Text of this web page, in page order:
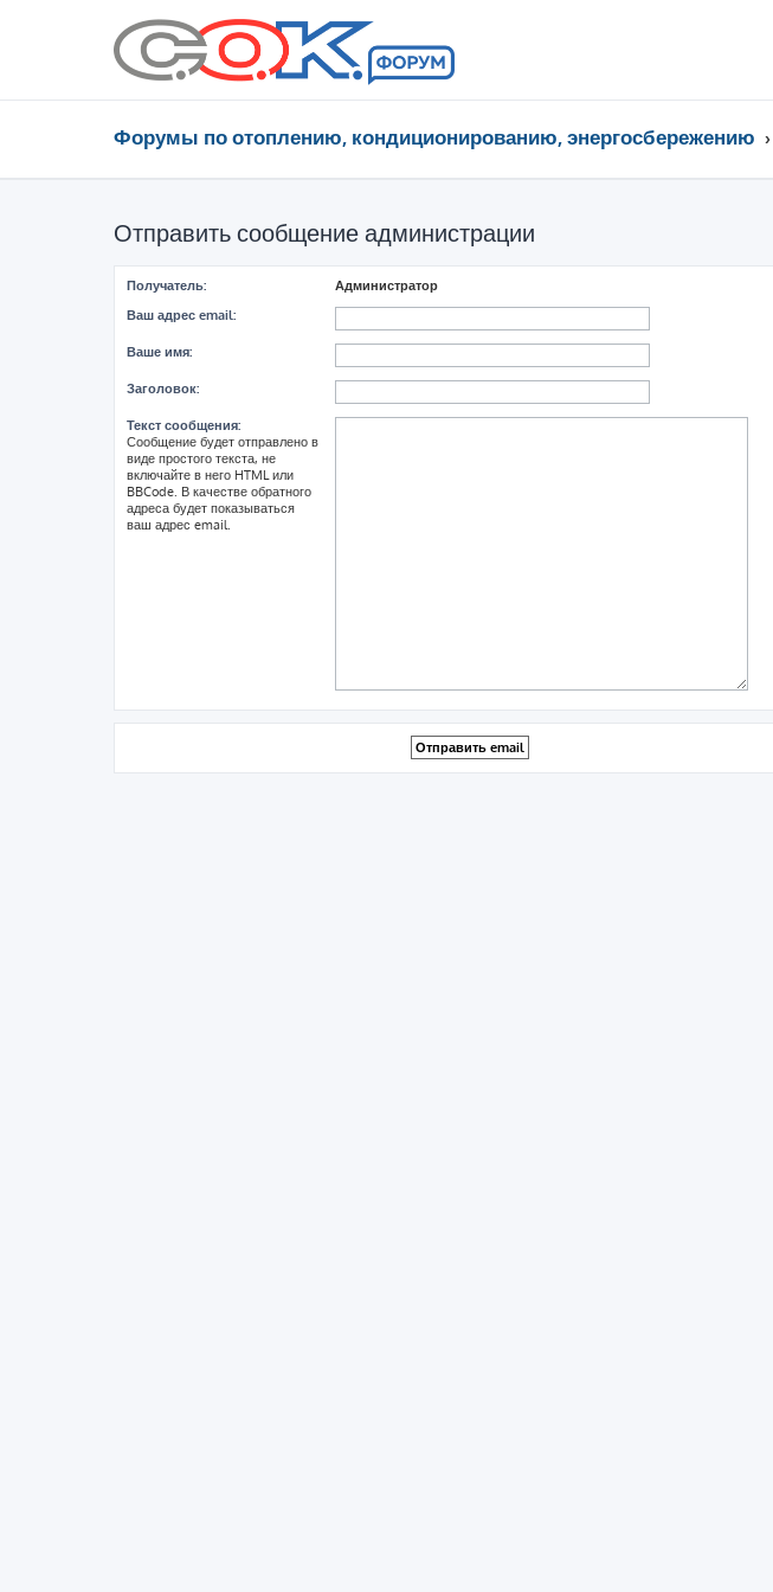
Форумы по отоплению, кондиционированию, энергосбережению
Отправить сообщение администрации
Получатель:
Администратор
Ваш адрес email:
Ваше имя:
Заголовок:
Текст сообщения:
Сообщение будет отправлено в
виде простого текста, не
включайте в него HTML или
BBCode. В качестве обратного
адреса будет показываться
ваш адрес email.